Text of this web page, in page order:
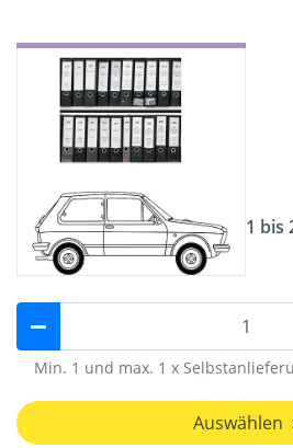
1 bis
Min. 1 und max. 1 x
Auswählen